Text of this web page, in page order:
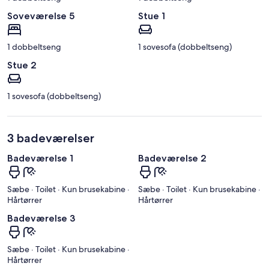
Soveværelse 5
1 dobbeltseng
Stue 1
1 sovesofa (dobbeltseng)
Stue 2
1 sovesofa (dobbeltseng)
3 badeværelser
Badeværelse 1
Sæbe · Toilet · Kun brusekabine ·
Hårtørrer
Badeværelse 2
Sæbe · Toilet · Kun brusekabine ·
Hårtørrer
Badeværelse 3
Sæbe · Toilet · Kun brusekabine ·
Hårtørrer